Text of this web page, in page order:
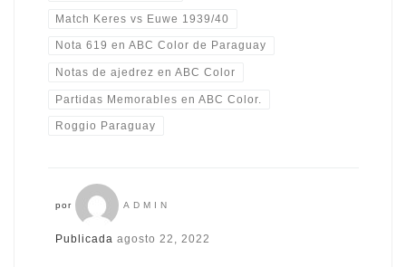
Match Keres vs Euwe 1939/40
Nota 619 en ABC Color de Paraguay
Notas de ajedrez en ABC Color
Partidas Memorables en ABC Color.
Roggio Paraguay
por ADMIN
Publicada agosto 22, 2022